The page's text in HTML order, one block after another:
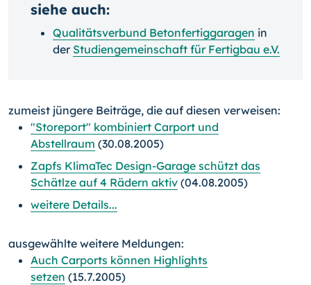
siehe auch:
Qualitätsverbund Betonfertiggaragen in
der Studiengemeinschaft für Fertigbau e.V.
zumeist jüngere Beiträge, die auf diesen verweisen:
"Storeport" kombiniert Carport und
Abstellraum (30.08.2005)
Zapfs KlimaTec Design-Garage schützt das
Schätlze auf 4 Rädern aktiv (04.08.2005)
weitere Details...
ausgewählte weitere Meldungen:
Auch Carports können Highlights
setzen (15.7.2005)